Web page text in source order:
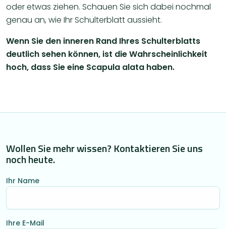
oder etwas ziehen. Schauen Sie sich dabei nochmal
genau an, wie Ihr Schulterblatt aussieht.
Wenn Sie den inneren Rand Ihres Schulterblatts
deutlich sehen können, ist die Wahrscheinlichkeit
hoch, dass Sie eine Scapula alata haben.
Wollen Sie mehr wissen? Kontaktieren Sie uns
noch heute.
Ihr Name
Ihre E-Mail